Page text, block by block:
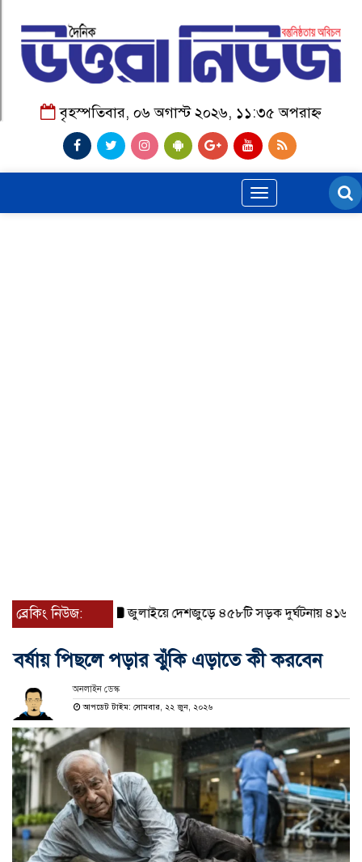
বৃহস্পতিবার, ০৬ অগাস্ট ২০২৬, ১১:৩৫ অপরাহ্ন
Toggle
navigation
ব্রেকিং নিউজ: জুলাইয়ে দেশজুড়ে ৪৫৮টি সড়ক দুর্ঘটনায় ৪১৬ জন
বর্ষায় পিছলে পড়ার ঝুঁকি এড়াতে কী করবেন
অনলাইন ডেস্ক
আপডেট টাইম: সোমবার, ২২ জুন, ২০২৬